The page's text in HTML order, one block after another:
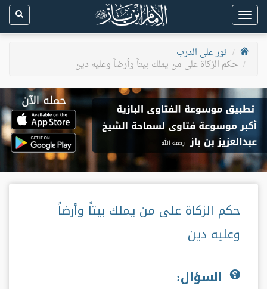
Toggle
navigation
نور على الدرب
حكم الزكاة على من يملك بيتاً وأرضاً وعليه دين
حكم الزكاة على من يملك بيتاً وأرضاً
وعليه دين
السؤال: